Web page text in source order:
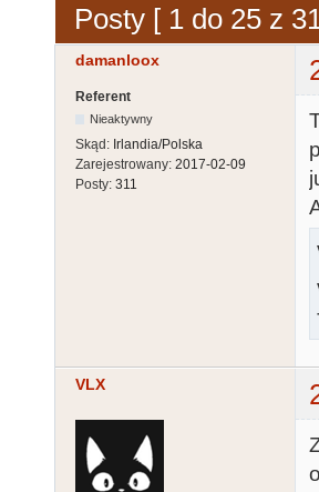
Posty [ 1 do 25 z
damanloox
Referent
Nieaktywny
Skąd: Irlandia/Polska
Zarejestrowany: 2017-02-09
Posty: 311
VLX